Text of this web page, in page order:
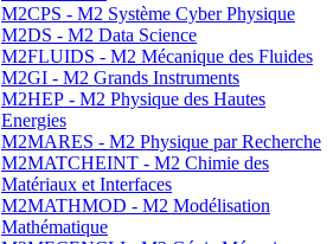
M2CPS - M2 Système Cyber Physique
M2DS - M2 Data Science
M2FLUIDS - M2 Mécanique des Fluides
M2GI - M2 Grands Instruments
M2HEP - M2 Physique des Hautes
Energies
M2MARES - M2 Physique par Recherche
M2MATCHEINT - M2 Chimie des
Matériaux et Interfaces
M2MATHMOD - M2 Modélisation
Mathématique